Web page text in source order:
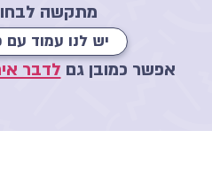
מתקשה
יש לנו עמוד
אפשר כמובן גם לדבר